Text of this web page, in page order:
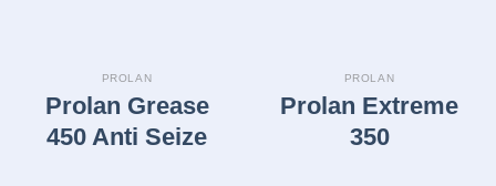
PROLAN
Prolan Grease
450 Anti Seize
PROLAN
Prolan Extreme
350